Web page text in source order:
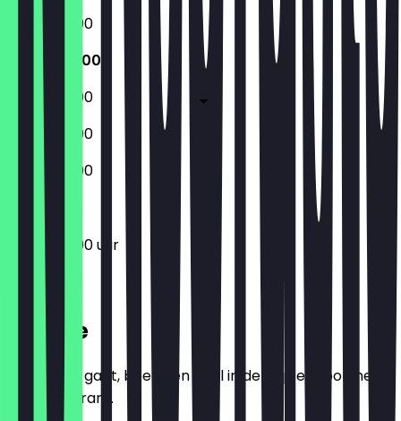
17:00 - 22:00
17:00 - 22:00
17:00 - 22:00
17:00 - 22:00
17:00 - 22:00
17:00 - 22:00 uur
Locatie
Voordat je gaat, boek een deal in de app en toon het in
het restaurant.